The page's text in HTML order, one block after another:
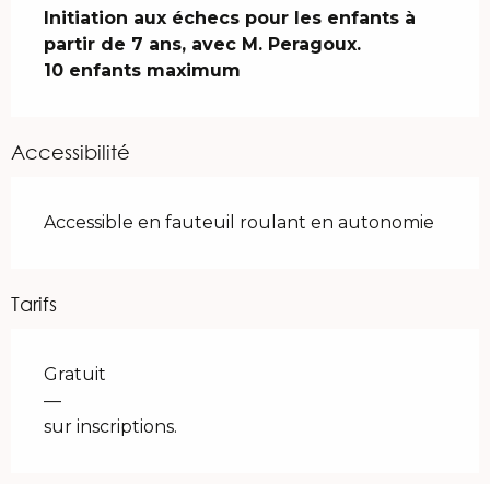
Initiation aux échecs pour les enfants à
partir de 7 ans, avec M. Peragoux.
10 enfants maximum
Accessibilité
Accessible en fauteuil roulant en autonomie
Tarifs
Gratuit
—
sur inscriptions.